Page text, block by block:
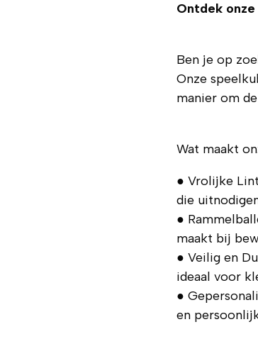
Ontdek
Ben je op
Onze
manier om
Wat maakt
● Vrolijke
die
●
maakt bij
● Veilig en
ideaal voor
●
en